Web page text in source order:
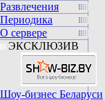
Развлечения
Периодика
О сервере
ЭКСКЛЮЗИВ
Шоу-бизнес Беларуси